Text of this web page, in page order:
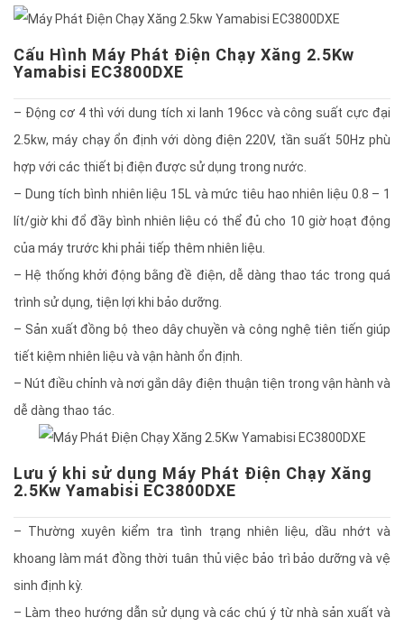
Cấu Hình Máy Phát Điện Chạy Xăng 2.5Kw
Yamabisi EC3800DXE
– Động cơ 4 thì với dung tích xi lanh 196cc và công suất cực đại
2.5kw, máy chạy ổn định với dòng điện 220V, tần suất 50Hz phù
hợp với các thiết bị điện được sử dụng trong nước.
– Dung tích bình nhiên liệu 15L và mức tiêu hao nhiên liệu 0.8 – 1
lít/giờ khi đổ đầy bình nhiên liệu có thể đủ cho 10 giờ hoạt động
của máy trước khi phải tiếp thêm nhiên liệu.
– Hệ thống khởi động bằng đề điện, dễ dàng thao tác trong quá
trình sử dụng, tiện lợi khi bảo dưỡng.
– Sản xuất đồng bộ theo dây chuyền và công nghệ tiên tiến giúp
tiết kiệm nhiên liệu và vận hành ổn định.
– Nút điều chỉnh và nơi gắn dây điện thuận tiện trong vận hành và
dễ dàng thao tác.
Lưu ý khi sử dụng Máy Phát Điện Chạy Xăng
2.5Kw Yamabisi EC3800DXE
– Thường xuyên kiểm tra tình trạng nhiên liệu, dầu nhớt và
khoang làm mát đồng thời tuân thủ việc bảo trì bảo dưỡng và vệ
sinh định kỳ.
– Làm theo hướng dẫn sử dụng và các chú ý từ nhà sản xuất và